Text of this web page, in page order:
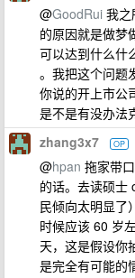
@GoodRui 我之
的原因就是做梦
可以达到什么什
。我把这个问题
你说的开上市公
是不是有没办法
zhang3x7 OP
@hpan 拖家带
的话。去读硕士
民倾向太明显了
时候应该 60 岁
天，这是假设你
是完全有可能的